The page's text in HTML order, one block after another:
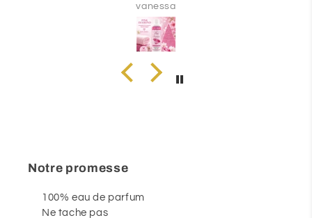
vanessa
Notre promesse
100% eau de parfum
Ne tache pas